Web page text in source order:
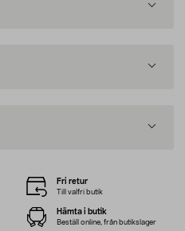
Fri retur
Till valfri butik
Hämta i butik
Beställ online, från butikslager